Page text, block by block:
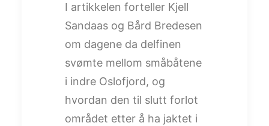
I artikkelen forteller Kjell
Sandaas og Bård Bredesen
om dagene da delfinen
svømte mellom småbåtene
i indre Oslofjord, og
hvordan den til slutt forlot
området etter å ha jaktet i